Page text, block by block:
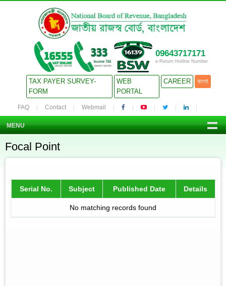
09643717171
e-Return Hotline Number
TAX PAYER SURVEY-
FORM
WEB
PORTAL
CAREER বাংলা
FAQ Contact Webmail
MENU
Focal Point
Serial No. Subject Published Date Details
No matching records found